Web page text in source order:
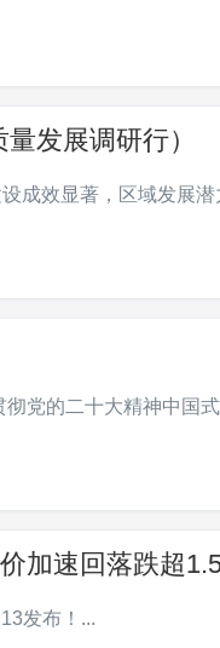
发展调研行）
成效显著，区域发展
党的二十大精神中国
加速回落跌超
发布！...